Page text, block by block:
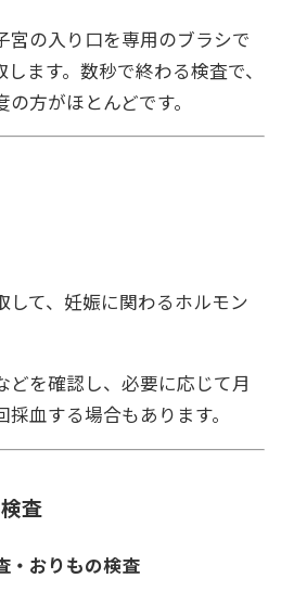
宮の入り口を専用のブラシで
ます。数秒で終わる検査で、
方がほとんどです。
して、妊娠に関わるホルモン
どを確認し、必要に応じて月
血する場合もあります。
査
・おりもの検査